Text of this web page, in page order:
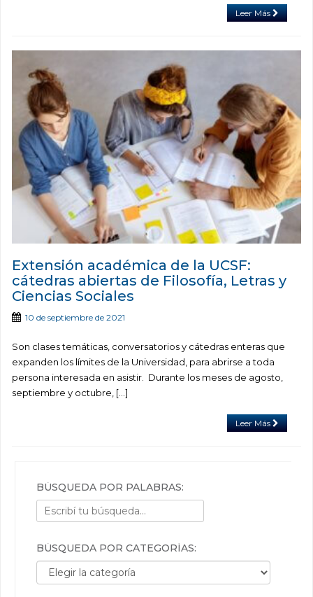
Leer Más
Extensión académica de la UCSF:
cátedras abiertas de Filosofía, Letras y
Ciencias Sociales
10 de septiembre de 2021
Son clases temáticas, conversatorios y cátedras enteras que
expanden los límites de la Universidad, para abrirse a toda
persona interesada en asistir. Durante los meses de agosto,
septiembre y octubre, […]
Leer Más
BÚSQUEDA POR PALABRAS:
BÚSQUEDA POR CATEGORÍAS:
Búsqueda por categorías: